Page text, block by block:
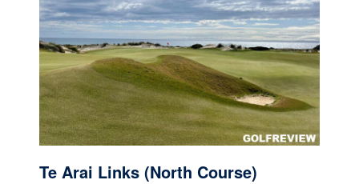
Te Arai Links (North Course)